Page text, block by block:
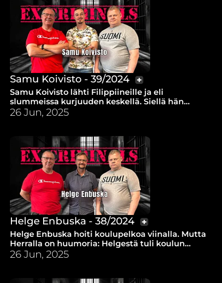
Samu Koivisto - 39/2024
Samu Koivisto lähti Filippiineille ja eli
slummeissa kurjuuden keskellä. Siellä hän
kohtasi Jeesuksen luettuaan Raamattua.
26 Jun, 2025
Helge Enbuska - 38/2024
Helge Enbuska hoiti koulupelkoa viinalla. Mutta
Herralla on huumoria: Helgestä tuli koulun
rakentaja ja opettaja Intiaan.
26 Jun, 2025